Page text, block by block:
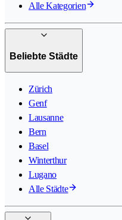
Alle Kategorien
Beliebte Städte
Zürich
Genf
Lausanne
Bern
Basel
Winterthur
Lugano
Alle Städte